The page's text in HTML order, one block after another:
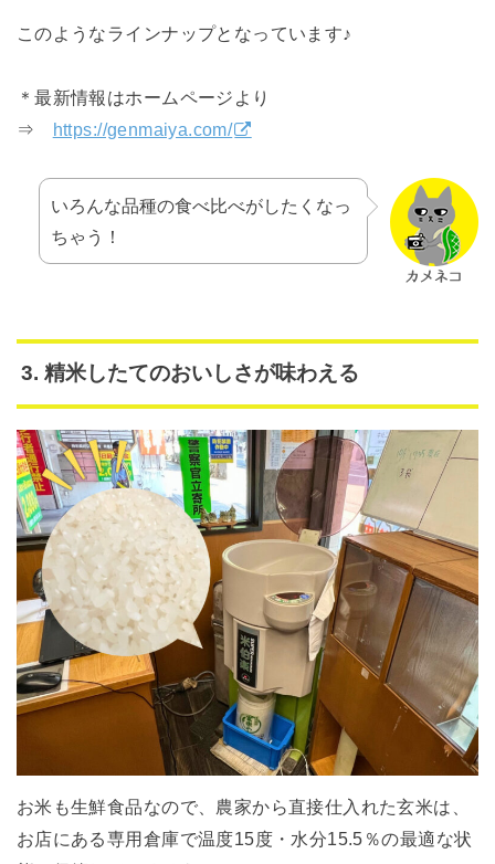
このようなラインナップとなっています♪
＊最新情報はホームページより
⇒ https://genmaiya.com/
いろんな品種の食べ比べがしたくなっ
ちゃう！
3. 精米したてのおいしさが味わえる
お米も生鮮食品なので、農家から直接仕入れた玄米は、
お店にある専用倉庫で温度15度・水分15.5％の最適な状